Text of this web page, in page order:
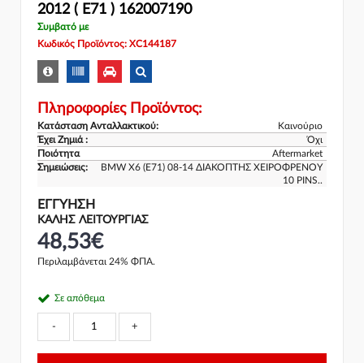
2012 ( Ε71 ) 162007190
Συμβατό με
Κωδικός Προϊόντος: XC144187
Πληροφορίες Προϊόντος:
Κατάσταση Ανταλλακτικού:
Καινούριο
Έχει Ζημιά :
Όχι
Ποιότητα
Aftermarket
Σημειώσεις:
BMW X6 (E71) 08-14 ΔΙΑΚΟΠΤΗΣ ΧΕΙΡΟΦΡΕΝΟΥ
10 PINS..
ΕΓΓΎΗΣΗ
ΚΑΛΗΣ ΛΕΙΤΟΥΡΓΙΑΣ
48,53€
Περιλαμβάνεται 24% ΦΠΑ.
Σε απόθεμα
- +